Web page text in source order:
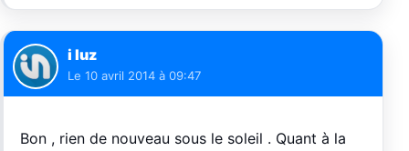
i luz
Le 10 avril 2014 à 09:47
Bon , rien de nouveau sous le soleil . Quant à la